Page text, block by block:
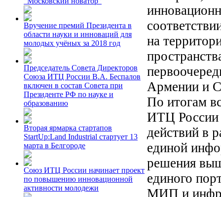
Вручение премий Президента в
области науки и инноваций для
молодых учёных за 2018 год
Председатель Совета Директоров
Союза ИТЦ России В.А. Беспалов
включен в состав Совета при
Президенте РФ по науке и
образованию
Вторая ярмарка стартапов
StartUp:Land Industrial стартует 13
марта в Белгороде
Союз ИТЦ России начинает проект
по повышению инновационной
активности молодежи
на
Армении и
По итогам
ИТЦ России
действий в
единой
решения
единого
МИП и